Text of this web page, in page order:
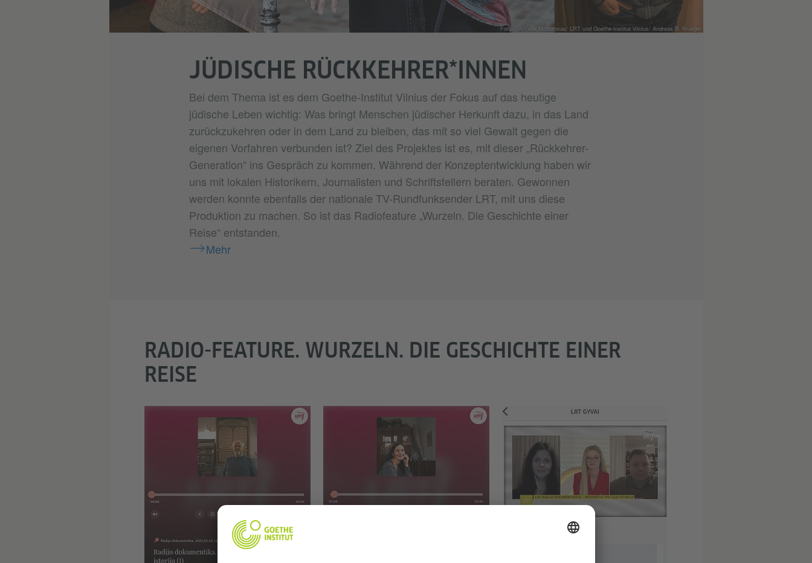
Fotos: Artūras Morozovas/ LRT und Goethe-Institut Vilnius/ Andreas B. Krueger
JÜDISCHE RÜCKKEHRER*INNEN
Bei dem Thema ist es dem Goethe-Institut Vilnius der Fokus auf das heutige
jüdische Leben wichtig: Was bringt Menschen jüdischer Herkunft dazu, in das Land
zurückzukehren oder in dem Land zu bleiben, das mit so viel Gewalt gegen die
eigenen Vorfahren verbunden ist? Ziel des Projektes ist es, mit dieser „Rückkehrer-
Generation“ ins Gespräch zu kommen. Während der Konzeptentwicklung haben wir
uns mit lokalen Historikern, Journalisten und Schriftstellern beraten. Gewonnen
werden konnte ebenfalls der nationale TV-Rundfunksender LRT, mit uns diese
Produktion zu machen. So ist das Radiofeature „Wurzeln. Die Geschichte einer
Reise“ entstanden.
Mehr
RADIO-FEATURE. WURZELN. DIE GESCHICHTE EINER
REISE